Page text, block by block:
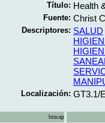
Título: Health
Fuente: Christ
Descriptores: SALUD
Localización: GT3.1/
bincap